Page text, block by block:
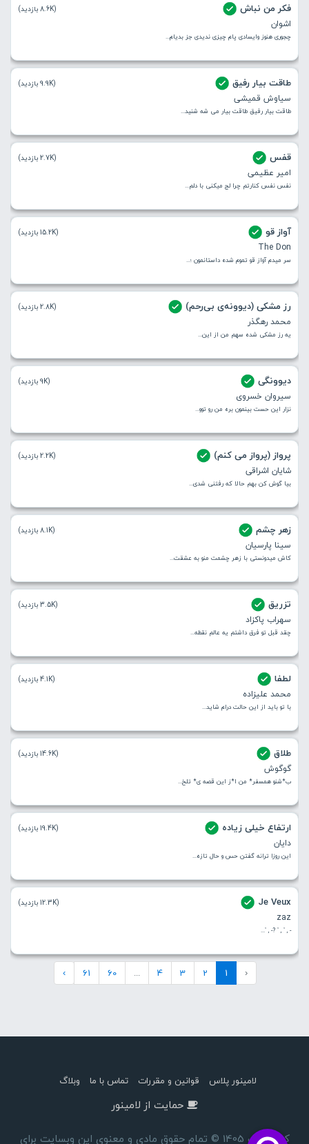
فکر من نباش
اشوان
چجوری هنوز وایسادی پام چیزی ندیدی جز بدیام...
(8.6K بازدید)
طاقت بیار رفیق
سیاوش قمیشی
طاقت بیار رفیق طاقت بیار می شه شنید...
(9.9K بازدید)
قفس
امیر عظیمی
نفس نفس کنارتم چرا لج میکنی با دلم...
(2.7K بازدید)
آواز قو
The Don
سر میدم آواز قو تموم شده داستانمون ؛...
(15.2K بازدید)
رز مشکی (دیوونه‌ی بی‌رحم)
محمد رهگذر
یه رز مشکی شده سهم من از این...
(2.8K بازدید)
دیوونگی
سیروان خسروی
نزار این حست بینمون بره من رو توو...
(9K بازدید)
پرواز (ﭘﺮواز ﻣﻰ ﻛﻨﻢ)
شایان اشراقی
ﺑﻴﺎ ﮔﻮش ﻛﻦ ﺑﻬﻢ ﺣﺎﻟﺎ ﻛﻪ رﻓﺘﻨﻰ ﺷﺪی...
(2.2K بازدید)
زهر چشم
سینا پارسیان
کاش میدونستی با زهر چشمت منو به عشقت...
(8.1K بازدید)
تزریق
سهراب پاکزاد
چقد قبل تو فرق داشتم یه عالم نقطه...
(3.5K بازدید)
لطفا
محمد علیزاده
با تو باید از این حالت درام شاید...
(4.1K بازدید)
طلاق
گوگوش
ب*شنو همسفر* من ا*ز این قصه ی* تلخ...
(14.6K بازدید)
ارتفاع خیلی زیاده
دایان
این روزا ترانه گفتن حس و حال تازه...
(19.4K بازدید)
Je Veux
zaz
- , ’ , ’ ?- , ’...
(12.3K بازدید)
‹
1
2
3
4
...
60
61
›
لامینور پلاس قوانین و مقررات تماس با ما وبلاگ
حمایت از لامینور
کپی رایت 1405 © تمام حقوق مادی و معنوی این وبسایت برای